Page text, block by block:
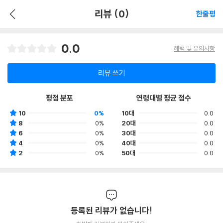
리뷰 (0) 한줄평
0.0 혜택 및 유의사항
리뷰 쓰기
평점 분포
10
0%
8
0%
6
0%
4
0%
2
0%
연령대별 평균 점수
10대
0.0
20대
0.0
30대
0.0
40대
0.0
50대
0.0
등록된 리뷰가 없습니다!